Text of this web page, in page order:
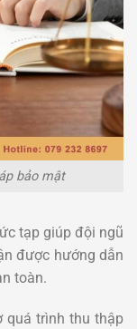
bảo mật
tạp giúp đội ngũ
được hướng dẫn
toàn.
quá trình thu thập